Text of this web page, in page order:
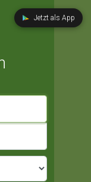
Jetzt als App